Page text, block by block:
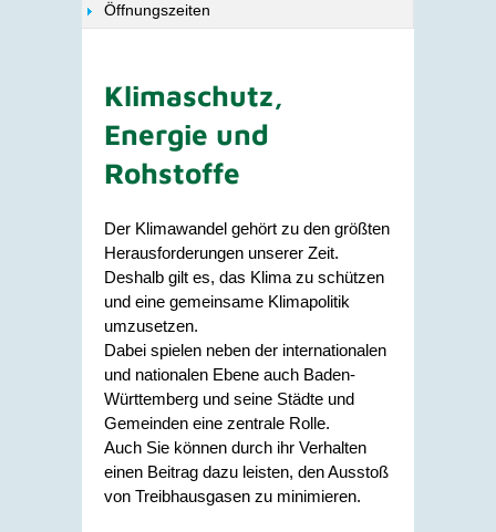
Öffnungszeiten
Klimaschutz,
Energie und
Rohstoffe
Der Klimawandel gehört zu den größten
Herausforderungen unserer Zeit.
Deshalb gilt es, das Klima zu schützen
und eine gemeinsame Klimapolitik
umzusetzen.
Dabei spielen neben der internationalen
und nationalen Ebene auch Baden-
Württemberg und seine Städte und
Gemeinden eine zentrale Rolle.
Auch Sie können durch ihr Verhalten
einen Beitrag dazu leisten, den Ausstoß
von Treibhausgasen zu minimieren.